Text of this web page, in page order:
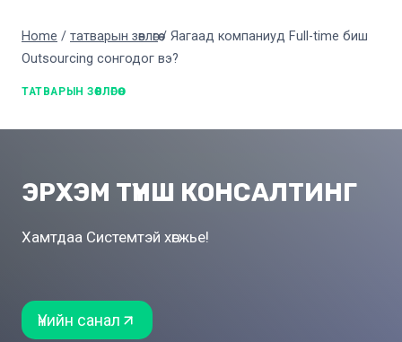
Home / татварын зөвлөгөө / Яагаад компаниуд Full-time биш
Outsourcing сонгодог вэ?
ТАТВАРЫН ЗӨВЛӨГӨӨ
ЭРХЭМ ТҮНШ КОНСАЛТИНГ
Хамтдаа Системтэй хөгжье!
Үнийн санал